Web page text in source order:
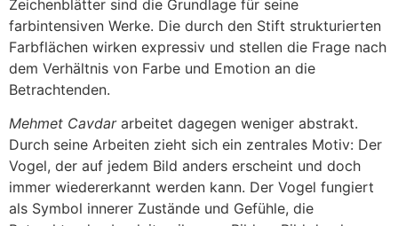
Zeichenblätter sind die Grundlage für seine
farbintensiven Werke. Die durch den Stift strukturierten
Farbflächen wirken expressiv und stellen die Frage nach
dem Verhältnis von Farbe und Emotion an die
Betrachtenden.
Mehmet Cavdararbeitet dagegen weniger abstrakt.
Durch seine Arbeiten zieht sich ein zentrales Motiv: Der
Vogel, der auf jedem Bild anders erscheint und doch
immer wiedererkannt werden kann. Der Vogel fungiert
als Symbol innerer Zustände und Gefühle, die